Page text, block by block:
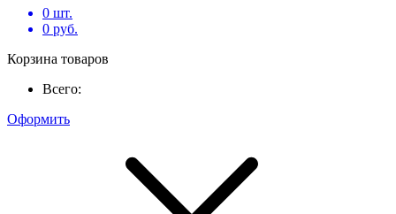
0 шт.
0 руб.
Корзина товаров
Всего:
Оформить